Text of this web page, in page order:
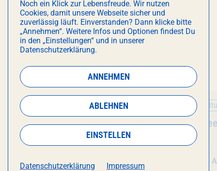
DAS KÖNNTE DICH AUCH
INTERESSIEREN
Kunst & Kultur
Veranstaltung
Punch Needle- Workshop
Mo 10. August
, 18:30 Uhr
Kunst &
Punch
Mo 10.
Noch ein Klick zur Lebensfreude. Wir nutzen
Cookies, damit unsere Webseite sicher und
zuverlässig läuft. Einverstanden? Dann klicke bitte
„Annehmen“. Weitere Infos und Optionen findest Du
in den „Einstellungen“ und in unserer
Datenschutzerklärung.
ANNEHMEN
ABLEHNEN
EINSTELLEN
Datenschutzerklärung Impressum